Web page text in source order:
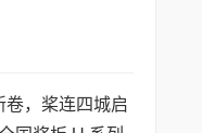
卷，桨连四城启